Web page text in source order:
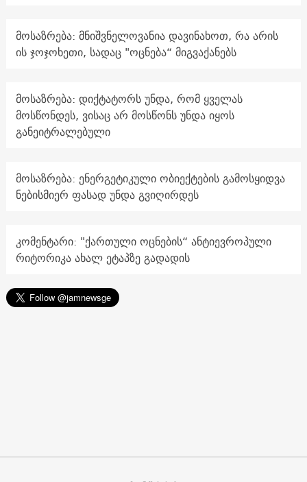
მოსაზრება: მნიშვნელოვანია დავინახოთ, რა არის
ის ჯოჯოხეთი, სადაც "ოცნება“ მიგვაქანებს
მოსაზრება: დიქტატორს უნდა, რომ ყველას
მოსწონდეს, ვისაც არ მოსწონს უნდა იყოს
განეიტრალებული
მოსაზრება: ენერგეტიკული ობიექტების გამოსყიდვა
ნებისმიერ ფასად უნდა გვიღირდეს
კომენტარი: "ქართული ოცნების“ ანტიევროპული
რიტორიკა ახალ ეტაპზე გადადის